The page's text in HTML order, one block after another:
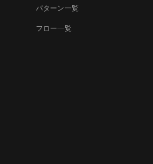
パターン一覧
フロー一覧